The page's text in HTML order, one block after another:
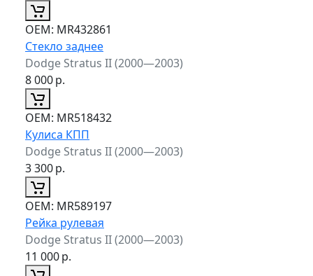
ОЕМ: MR432861
Стекло заднее
Dodge Stratus II (2000—2003)
8 000р.
ОЕМ: MR518432
Кулиса КПП
Dodge Stratus II (2000—2003)
3 300р.
ОЕМ: MR589197
Рейка рулевая
Dodge Stratus II (2000—2003)
11 000р.